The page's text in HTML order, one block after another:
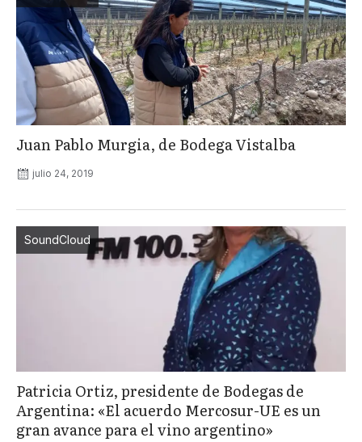
Juan Pablo Murgia, de Bodega Vistalba
julio 24, 2019
SoundCloud
Patricia Ortiz, presidente de Bodegas de
Argentina: «El acuerdo Mercosur-UE es un
gran avance para el vino argentino»